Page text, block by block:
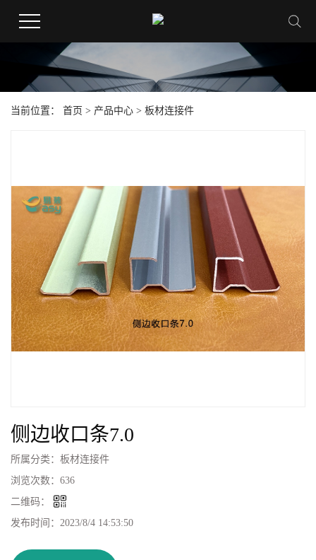
当前位置： 首页 > 产品中心 > 板材连接件
侧边收口条7.0
所属分类： 板材连接件
浏览次数： 636
二维码：
发布时间： 2023/8/4 14:53:50